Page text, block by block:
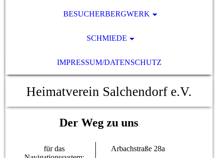
BESUCHERBERGWERK
SCHMIEDE
IMPRESSUM/DATENSCHUTZ
Heimatverein Salchendorf e.V.
Der Weg zu uns
für das
Arbachstraße 28a